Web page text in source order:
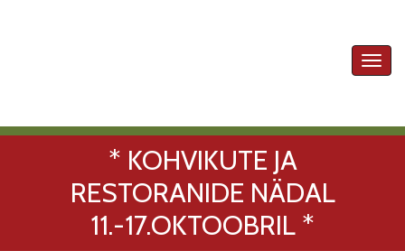
* KOHVIKUTE JA
RESTORANIDE NÄDAL
11.-17.OKTOOBRIL *